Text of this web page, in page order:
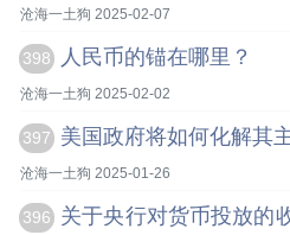
沧海一土狗 2025-02-07
398 人民币的锚在哪里？
沧海一土狗 2025-02-02
397 美国政府将如何化解其
沧海一土狗 2025-01-26
396
关于央行对货币投放的